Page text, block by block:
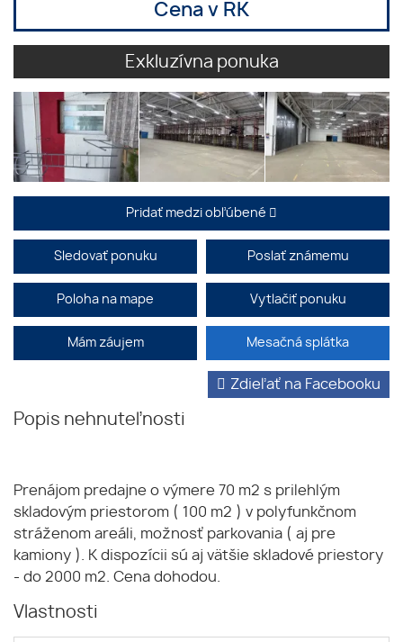
Cena v RK
Exkluzívna ponuka
Pridať medzi obľúbené
Sledovať ponuku Poslať známemu
Poloha na mape Vytlačiť ponuku
Mám záujem Mesačná splátka
Popis nehnuteľnosti
Zdieľať na Facebooku
Prenájom predajne o výmere 70 m2 s prilehlým
skladovým priestorom ( 100 m2 ) v polyfunkčnom
stráženom areáli, možnosť parkovania ( aj pre
kamiony ). K dispozícii sú aj vätšie skladové priestory
- do 2000 m2. Cena dohodou.
Vlastnosti